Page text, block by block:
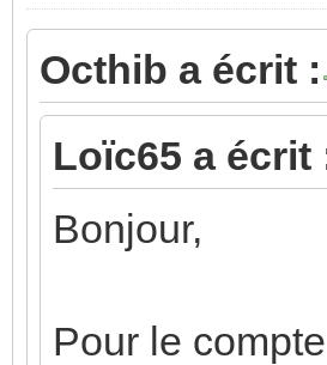
Octhib a écrit :
Loïc65 a écrit
Bonjour,
Pour le